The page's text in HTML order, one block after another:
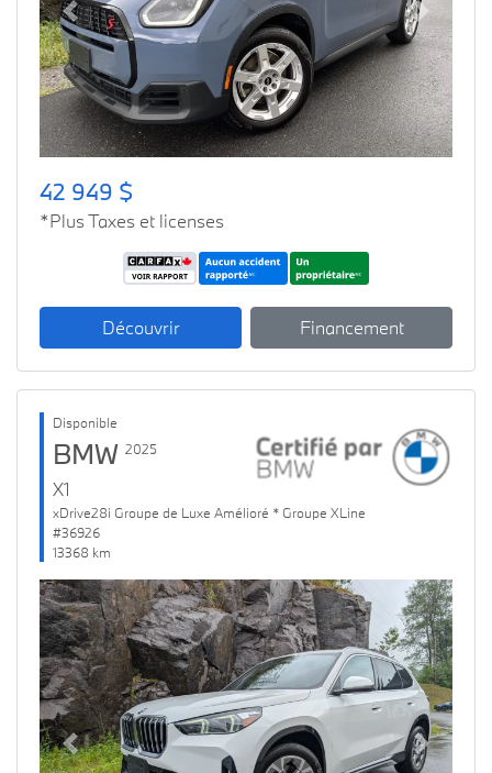
Previous Next
42 949 $
*Plus Taxes et licenses
Découvrir Financement
Disponible
BMW 2025
X1
xDrive28i Groupe de Luxe Amélioré * Groupe XLine
#36926
13368 km
Previous Next